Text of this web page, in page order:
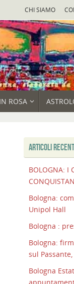
CHI SIAMO
ROSA
ARTICOLI
BOLOGNA: I
Bologna:
Unipol Hall
Bologna :
Bologna:
sul
Bologna